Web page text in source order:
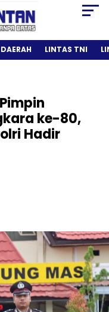
LINTAS TNI
ke-80,
Hadir